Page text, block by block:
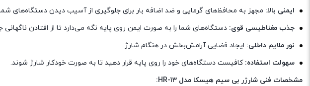
ایمنی بالا: مجهز به محافظ‌های گرمایی و ضد اضافه بار برای جلوگیری از آسیب دیدن دستگاه‌های
جذب مغناطیسی قوی: دستگاه‌های شما را به صورت ایمن روی پایه نگه می‌دارد تا از افتادن
نور ملایم داخلی: ایجاد فضایی آرامش‌بخش در هنگام شارژ.
سهولت استفاده: کافیست دستگاه‌های خود را روی پایه قرار دهید تا به صورت خودکار شارژ شوند.
مشخصات فنی شارژر بی سیم هیسکا مدل HR-13: